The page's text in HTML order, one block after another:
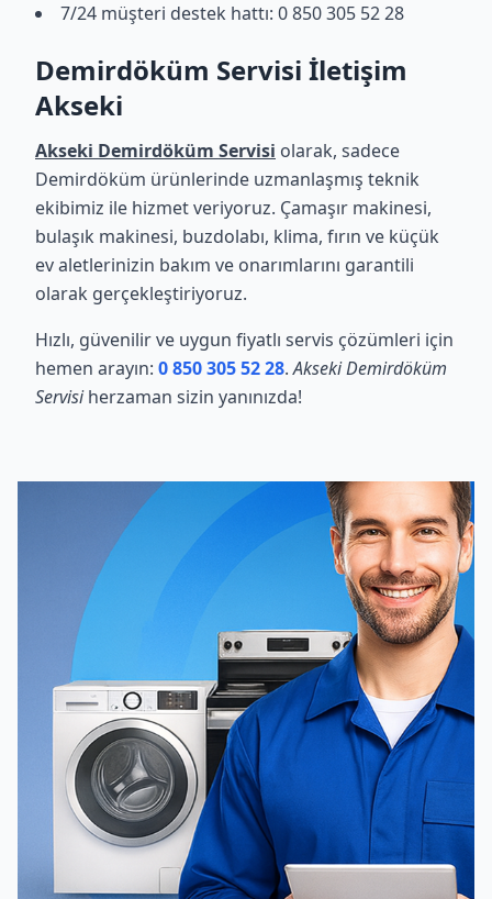
7/24 müşteri destek hattı: 0 850 305 52 28
Demirdöküm Servisi İletişim
Akseki
Akseki Demirdöküm Servisi olarak, sadece
Demirdöküm ürünlerinde uzmanlaşmış teknik
ekibimiz ile hizmet veriyoruz. Çamaşır makinesi,
bulaşık makinesi, buzdolabı, klima, fırın ve küçük
ev aletlerinizin bakım ve onarımlarını garantili
olarak gerçekleştiriyoruz.
Hızlı, güvenilir ve uygun fiyatlı servis çözümleri için
hemen arayın: 0 850 305 52 28.Akseki Demirdöküm
Servisiherzaman sizin yanınızda!